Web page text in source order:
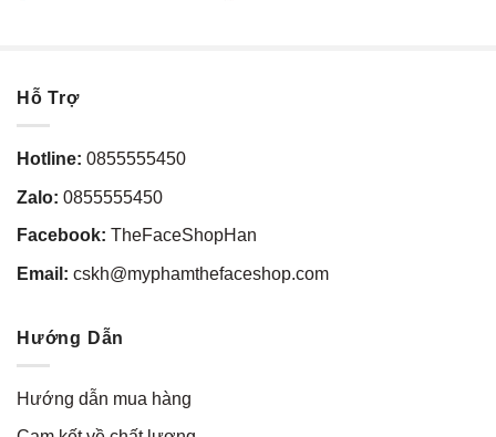
Hỗ Trợ
Hotline: 0855555450
Zalo: 0855555450
Facebook: TheFaceShopHan
Email: cskh@myphamthefaceshop.com
Hướng Dẫn
Hướng dẫn mua hàng